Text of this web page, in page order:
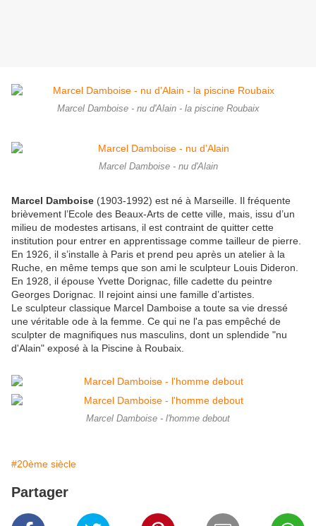
Marcel Damboise - nu d'Alain - la piscine Roubaix
Marcel Damboise - nu d'Alain
Marcel Damboise (1903-1992) est né à Marseille. Il fréquente
brièvement l’Ecole des Beaux-Arts de cette ville, mais, issu d’un
milieu de modestes artisans, il est contraint de quitter cette
institution pour entrer en apprentissage comme tailleur de pierre.
En 1926, il s’installe à Paris et prend peu après un atelier à la
Ruche, en même temps que son ami le sculpteur Louis Dideron.
En 1928, il épouse Yvette Dorignac, fille cadette du peintre
Georges Dorignac. Il rejoint ainsi une famille d’artistes.
Le sculpteur classique Marcel Damboise a toute sa vie dressé
une véritable ode à la femme. Ce qui ne l'a pas empêché de
sculpter de magnifiques nus masculins, dont un splendide "nu
d'Alain" exposé à la Piscine à Roubaix.
Marcel Damboise - l'homme debout
#20ème siècle
Partager